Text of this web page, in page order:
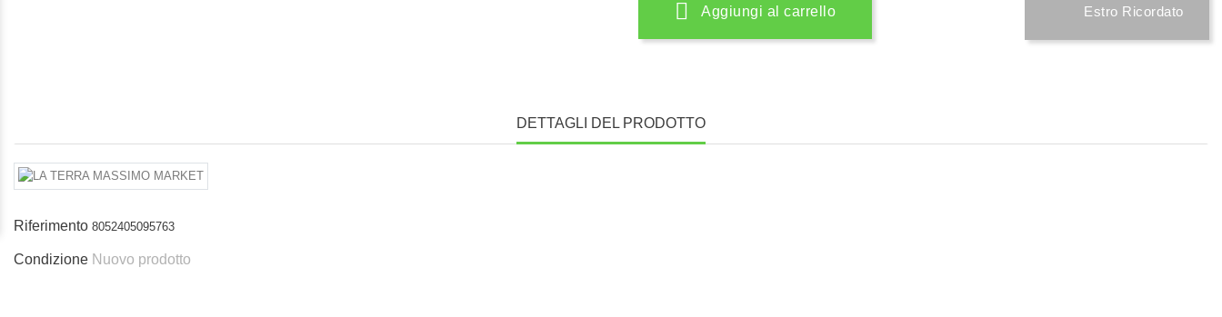
Aggiungi al carrello Estro Ricordato
DETTAGLI DEL PRODOTTO
Riferimento 8052405095763
Condizione Nuovo prodotto